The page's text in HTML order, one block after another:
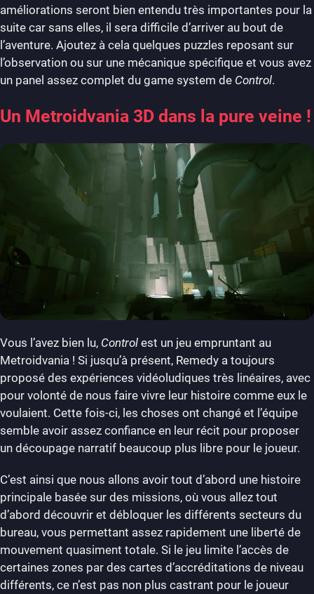
améliorations seront bien entendu très importantes pour la
suite car sans elles, il sera difficile d’arriver au bout de
l’aventure. Ajoutez à cela quelques puzzles reposant sur
l’observation ou sur une mécanique spécifique et vous avez
un panel assez complet du game system de Control.
Un Metroidvania 3D dans la pure veine !
Vous l’avez bien lu, Control est un jeu empruntant au
Metroidvania ! Si jusqu’à présent, Remedy a toujours
proposé des expériences vidéoludiques très linéaires, avec
pour volonté de nous faire vivre leur histoire comme eux le
voulaient. Cette fois-ci, les choses ont changé et l’équipe
semble avoir assez confiance en leur récit pour proposer
un découpage narratif beaucoup plus libre pour le joueur.
C’est ainsi que nous allons avoir tout d’abord une histoire
principale basée sur des missions, où vous allez tout
d’abord découvrir et débloquer les différents secteurs du
bureau, vous permettant assez rapidement une liberté de
mouvement quasiment totale. Si le jeu limite l’accès de
certaines zones par des cartes d’accréditations de niveau
différents, ce n’est pas non plus castrant pour le joueur